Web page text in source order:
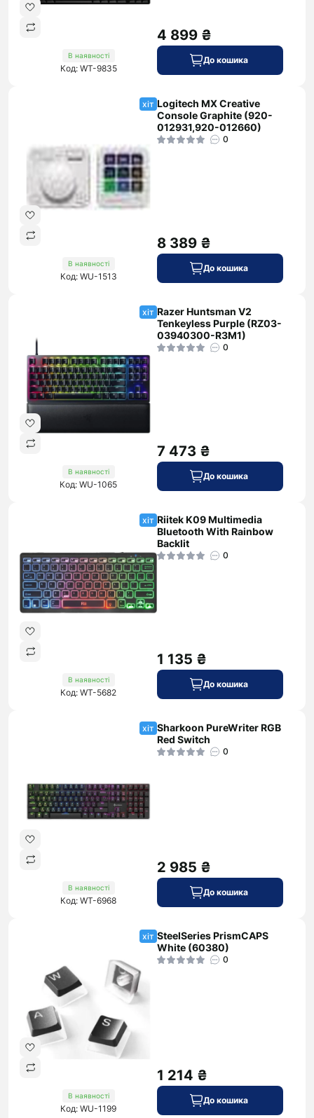
В наявності
Код: WT-9835
4 899 ₴
До кошика
хіт
В наявності
Код: WU-1513
Logitech MX Creative
Console Graphite (920-
012931,920-012660)
0
8 389 ₴
До кошика
хіт
В наявності
Код: WU-1065
Razer Huntsman V2
Tenkeyless Purple (RZ03-
03940300-R3M1)
0
7 473 ₴
До кошика
хіт
В наявності
Код: WT-5682
Riitek K09 Multimedia
Bluetooth With Rainbow
Backlit
0
1 135 ₴
До кошика
хіт
В наявності
Код: WT-6968
Sharkoon PureWriter RGB
Red Switch
0
2 985 ₴
До кошика
хіт
В наявності
Код: WU-1199
SteelSeries PrismCAPS
White (60380)
0
1 214 ₴
До кошика